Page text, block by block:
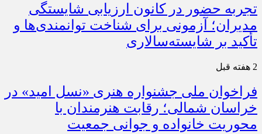
تجربه حضور در کانون ارزیابی شایستگی
مدیران؛ آزمونی برای شناخت توانمندی‌ها و
تأکید بر شایسته‌سالاری
2 هفته قبل
فراخوان ملی جشنواره هنری «نسل امید» در
خراسان شمالی؛ رقابت هنرمندان با
محوریت خانواده و جوانی جمعیت